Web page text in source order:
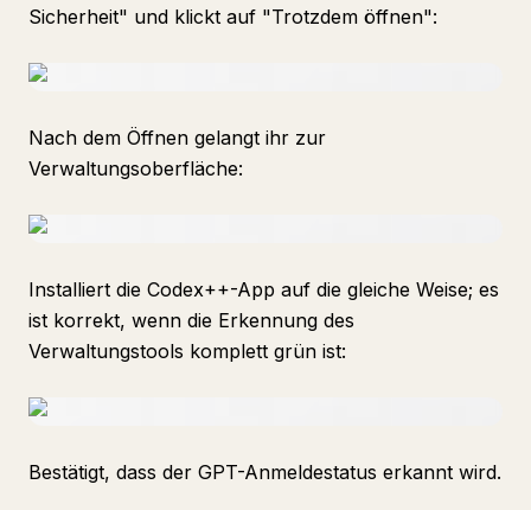
Sicherheit" und klickt auf "Trotzdem öffnen":
Nach dem Öffnen gelangt ihr zur
Verwaltungsoberfläche:
Installiert die Codex++-App auf die gleiche Weise; es
ist korrekt, wenn die Erkennung des
Verwaltungstools komplett grün ist:
Bestätigt, dass der GPT-Anmeldestatus erkannt wird.